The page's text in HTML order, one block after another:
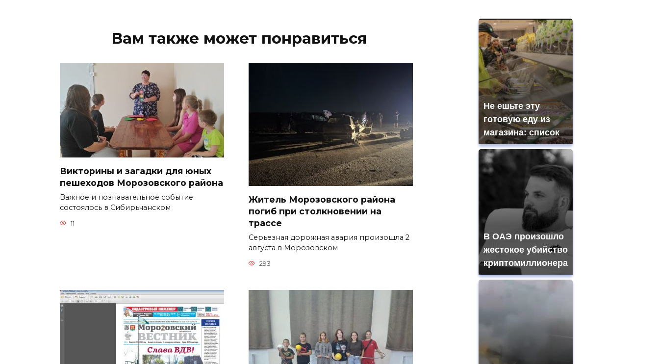
Вам также может понравиться
Викторины и загадки для юных
пешеходов Морозовского района
Важное и познавательное событие
состоялось в Сибирьчанском
11
Житель Морозовского района
погиб при столкновении на
трассе
Серьезная дорожная авария произошла 2
августа в Морозовском
293
Не ешьте эту
готовую еду из
магазина: список
В ОАЭ произошло
жестокое убийство
криптомиллионера